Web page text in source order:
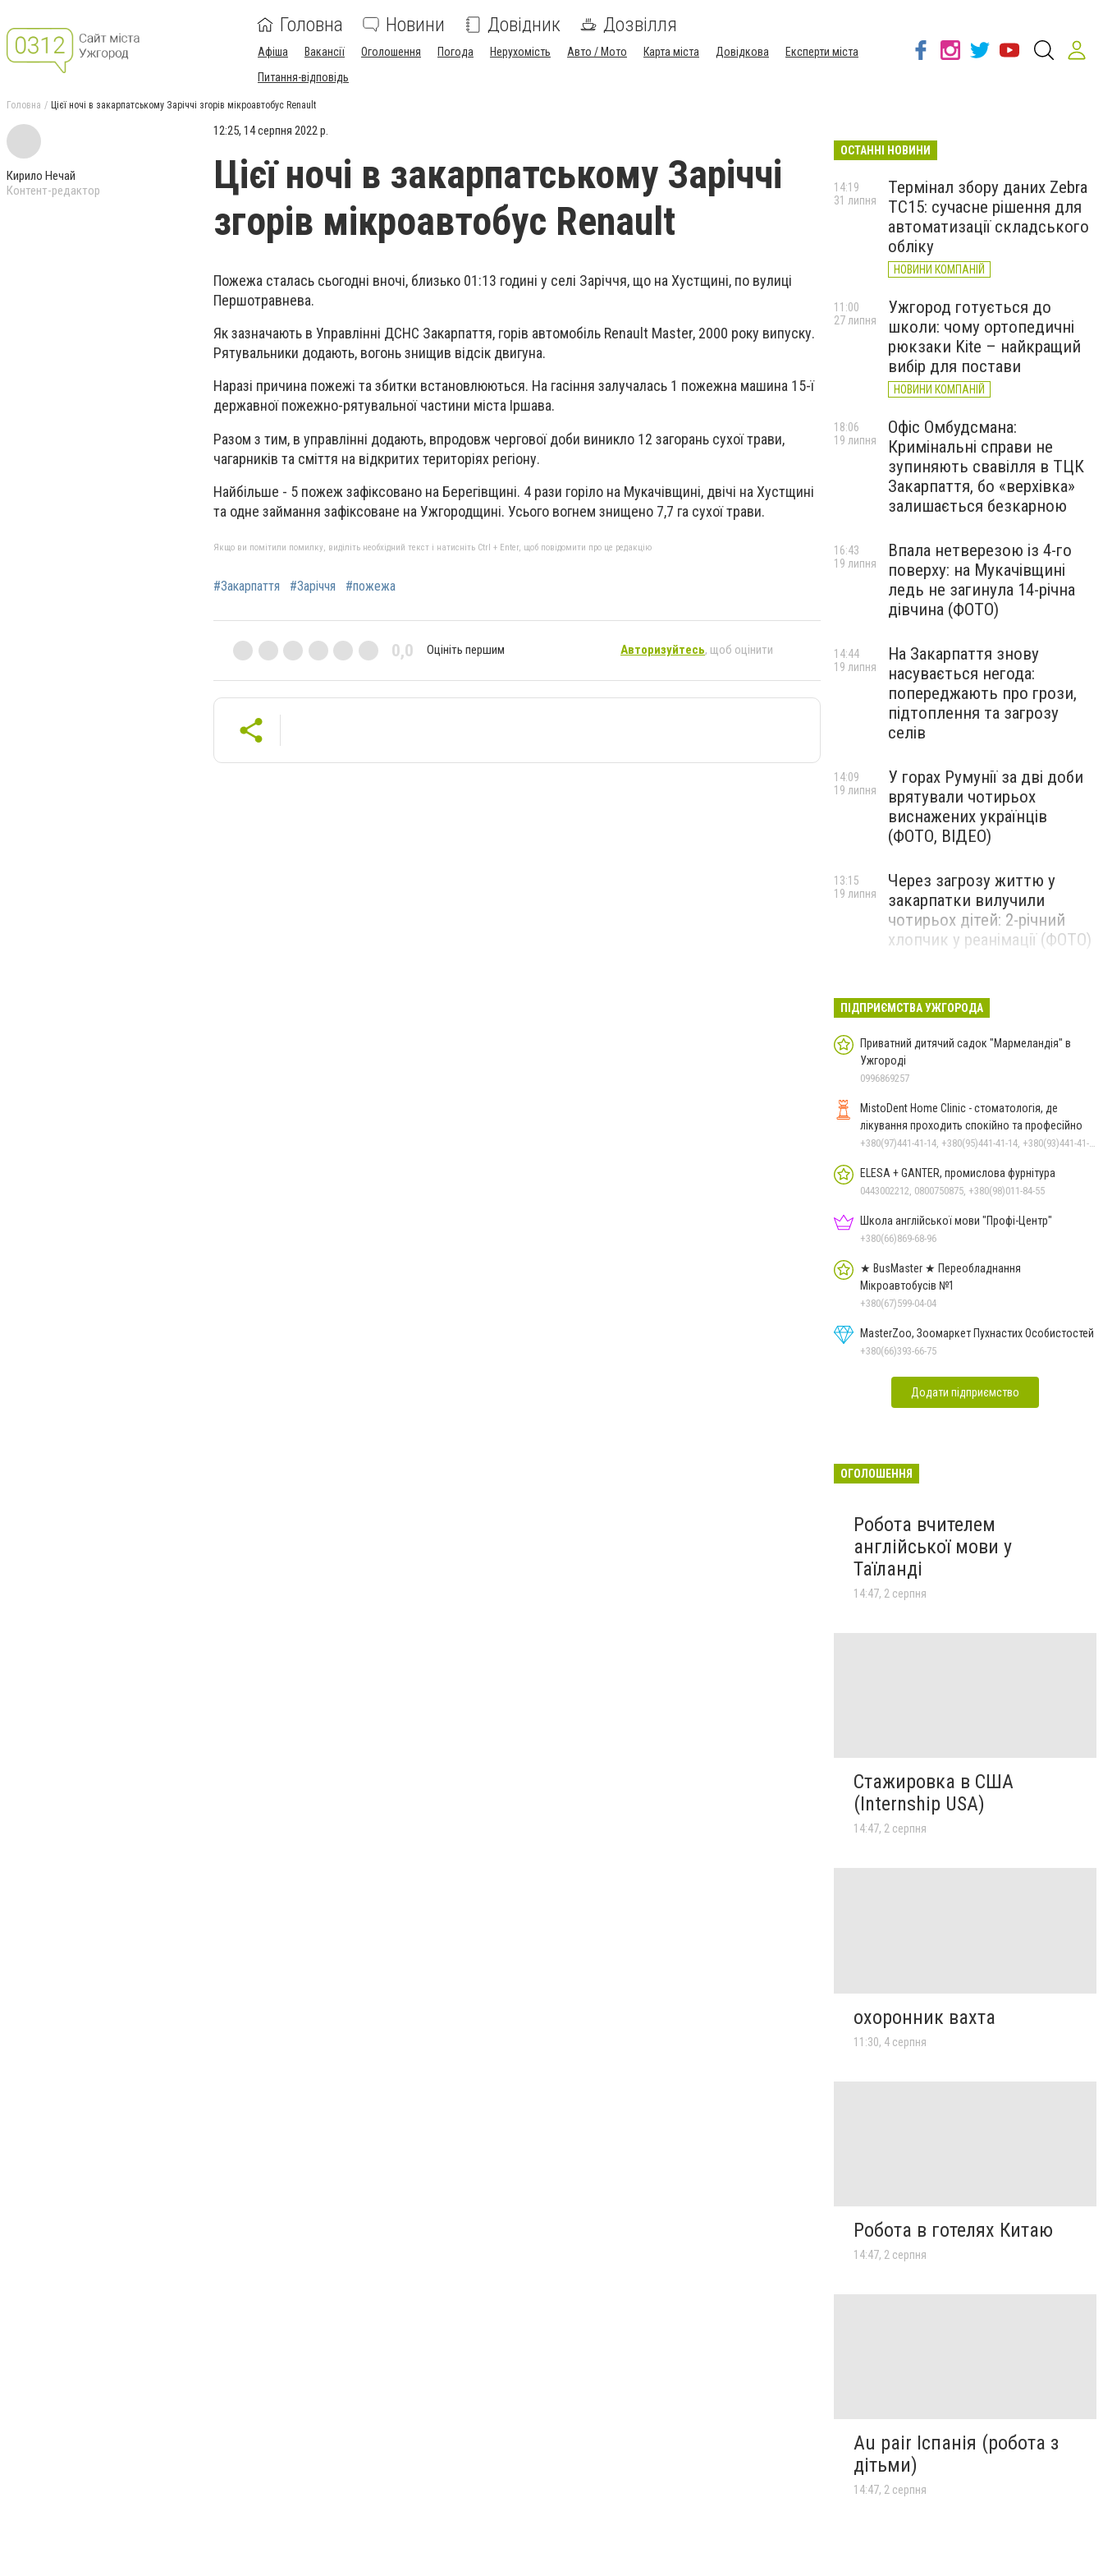
Головна Новини Довідник Дозвілля
Афіша Вакансії Оголошення Погода Нерухомість Авто / Мото Карта міста Довідкова
Експерти міста
Питання-відповідь
Головна Цієї ночі в закарпатському Заріччі згорів мікроавтобус Renault
Кирило Нечай
Контент-редактор
12:25, 14 серпня 2022 р.
Цієї ночі в закарпатському Заріччі
згорів мікроавтобус Renault
Пожежа сталась сьогодні вночі, близько 01:13 годині у селі Заріччя, що на Хустщині, по вулиці
Першотравнева.
Як зазначають в Управлінні ДСНС Закарпаття, горів автомобіль Renault Master, 2000 року випуску.
Рятувальники додають, вогонь знищив відсік двигуна.
Наразі причина пожежі та збитки встановлюються. На гасіння залучалась 1 пожежна машина 15-ї
державної пожежно-рятувальної частини міста Іршава.
Разом з тим, в управлінні додають, впродовж чергової доби виникло 12 загорань сухої трави,
чагарників та сміття на відкритих територіях регіону.
Найбільше - 5 пожеж зафіксовано на Берегівщині. 4 рази горіло на Мукачівщині, двічі на Хустщині
та одне займання зафіксоване на Ужгородщині. Усього вогнем знищено 7,7 га сухої трави.
Якщо ви помітили помилку, виділіть необхідний текст і натисніть Ctrl + Enter, щоб повідомити про це редакцію
#Закарпаття #Заріччя #пожежа
0,0 Оцініть першим Авторизуйтесь, щоб оцінити
ОСТАННІ НОВИНИ
Термінал збору даних Zebra
TC15: сучасне рішення для
автоматизації складського
обліку
НОВИНИ КОМПАНІЙ
14:19
31 липня
Ужгород готується до
школи: чому ортопедичні
рюкзаки Kite – найкращий
вибір для постави
НОВИНИ КОМПАНІЙ
11:00
27 липня
Офіс Омбудсмана:
Кримінальні справи не
зупиняють свавілля в ТЦК
Закарпаття, бо «верхівка»
залишається безкарною
18:06
19 липня
Впала нетверезою із 4-го
поверху: на Мукачівщині
ледь не загинула 14-річна
дівчина (ФОТО)
16:43
19 липня
На Закарпаття знову
насувається негода:
попереджають про грози,
підтоплення та загрозу
селів
14:44
19 липня
У горах Румунії за дві доби
врятували чотирьох
виснажених українців
(ФОТО, ВІДЕО)
14:09
19 липня
Через загрозу життю у
закарпатки вилучили
чотирьох дітей: 2-річний
хлопчик у реанімації (ФОТО)
13:15
19 липня
полеглим захисником
Артемом Ромчаком
19 липня
ПІДПРИЄМСТВА УЖГОРОДА
Приватний дитячий садок "Мармеландія" в
Ужгороді
0996869257
MistoDent Home Clinic - стоматологія, де
лікування проходить спокійно та професійно
+380(97)441-41-14, +380(95)441-41-14, +380(93)441-41-14
ELESA + GANTER, промислова фурнітура
0443002212, 0800750875, +380(98)011-84-55
Школа англійської мови "Профі-Центр"
+380(66)869-68-96
★ BusMaster ★ Переобладнання
Мікроавтобусів №1
+380(67)599-04-04
MasterZoo, Зоомаркет Пухнастих Особистостей
+380(66)393-66-75
Додати підприємство
ОГОЛОШЕННЯ
Робота вчителем
англійської мови у
Таїланді
14:47, 2 серпня
Стажировка в США
(Internship USA)
14:47, 2 серпня
охоронник вахта
11:30, 4 серпня
Робота в готелях Китаю
14:47, 2 серпня
Au pair Іспанія (робота з
дітьми)
14:47, 2 серпня